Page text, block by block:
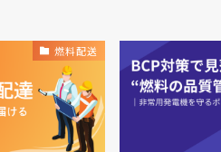
燃料配送